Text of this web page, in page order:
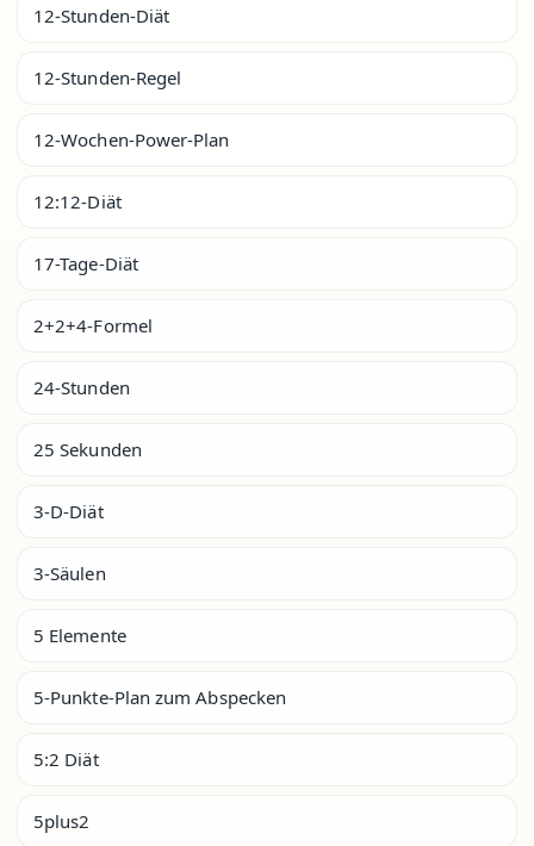
12-Stunden-Diät
12-Stunden-Regel
12-Wochen-Power-Plan
12:12-Diät
17-Tage-Diät
2+2+4-Formel
24-Stunden
25 Sekunden
3-D-Diät
3-Säulen
5 Elemente
5-Punkte-Plan zum Abspecken
5:2 Diät
5plus2